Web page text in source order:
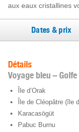
aux eaux cristallines
Dates & prix
Détails
Voyage bleu –
Île d’Orak
Île de Cléopâtre (île
Karacasögüt
Pabuc Burnu